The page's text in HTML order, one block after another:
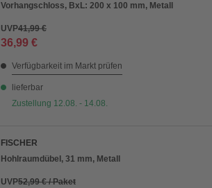
Vorhangschloss, BxL: 200 x 100 mm, Metall
UVP41,99 €
36,99 €
Verfügbarkeit im Markt prüfen
lieferbar
Zustellung 12.08. - 14.08.
FISCHER
Hohlraumdübel, 31 mm, Metall
UVP52,99 € / Paket